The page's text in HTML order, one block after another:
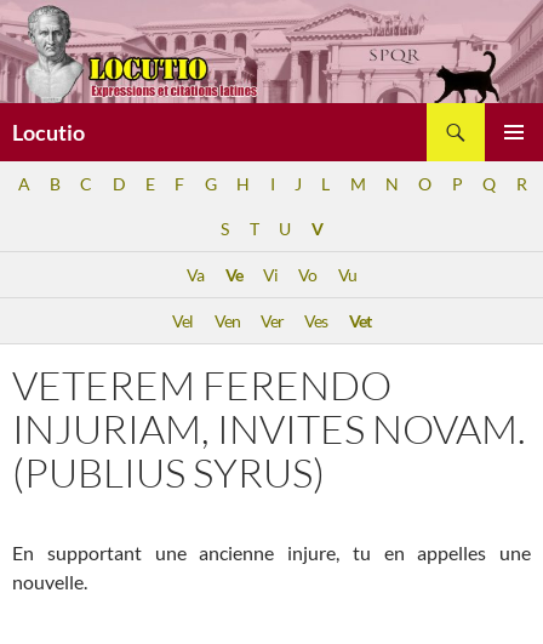
Aller
au
contenu
Locutio
A B C D E F G H I J L M N O P Q R
S T U V
Va Ve Vi Vo Vu
Vel Ven Ver Ves Vet
VETEREM FERENDO
INJURIAM, INVITES NOVAM.
(PUBLIUS SYRUS)
En supportant une ancienne injure, tu en appelles une
nouvelle.